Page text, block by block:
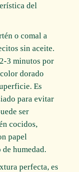
del
o comal a
sin aceite.
3 minutos por
dorado
Es
para evitar
ser
cocidos,
papel
humedad.
perfecta, es